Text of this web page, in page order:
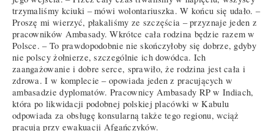
trzymaliśmy kciuki – mówi wolontariuszka. W końcu się udało. –
Proszę mi wierzyć, płakaliśmy ze szczęścia – przyznaje jeden z
pracowników Ambasady. Wkrótce cała rodzina będzie razem w
Polsce. – To prawdopodobnie nie skończyłoby się dobrze, gdyby
nie polscy żołnierze, szczególnie ich dowódca. Ich
zaangażowanie i dobre serce, sprawiło, że rodzina jest cała i
zdrowa. I w komplecie – opowiada jeden z pracujących w
ambasadzie dyplomatów. Pracownicy Ambasady RP w Indiach,
która po likwidacji podobnej polskiej placówki w Kabulu
odpowiada za obsługę konsularną także tego regionu, wciąż
pracują przy ewakuacji Afgańczyków.